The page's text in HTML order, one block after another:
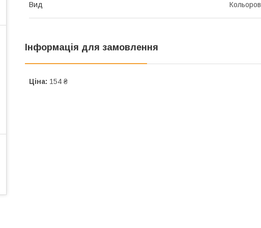
Вид
Інформація для замовлення
Ціна: 154 ₴